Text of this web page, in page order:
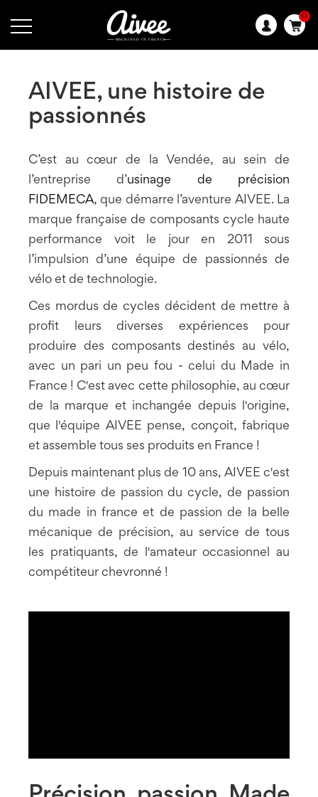
0
Langue
AIVEE, une histoire de
passionnés
C’est au cœur de la Vendée, au sein de
l’entreprise d’usinage de précision
FIDEMECA, que démarre l’aventure AIVEE. La
marque française de composants cycle haute
performance voit le jour en 2011 sous
l’impulsion d’une équipe de passionnés de
vélo et de technologie.
Ces mordus de cycles décident de mettre à
profit leurs diverses expériences pour
produire des composants destinés au vélo,
avec un pari un peu fou - celui du Made in
France ! C'est avec cette philosophie, au cœur
de la marque et inchangée depuis l'origine,
que l'équipe AIVEE pense, conçoit, fabrique
et assemble tous ses produits en France !
Depuis maintenant plus de 10 ans, AIVEE c'est
une histoire de passion du cycle, de passion
du made in france et de passion de la belle
mécanique de précision, au service de tous
les pratiquants, de l'amateur occasionnel au
compétiteur chevronné !